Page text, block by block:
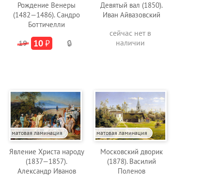
Рождение Венеры
(1482—1486). Сандро
Боттичелли
19 10₽ 🔒
Девятый вал (1850).
Иван Айвазовский
сейчас нет в
наличии
матовая ламинация
Явление Христа народу
(1837—1857).
Александр Иванов
матовая ламинация
Московский дворик
(1878). Василий
Поленов